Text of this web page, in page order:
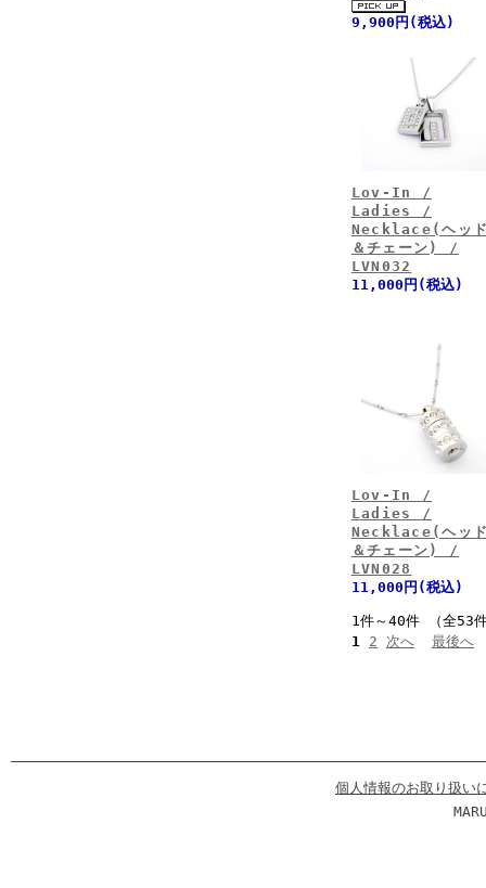
9,900円(税込)
Lov-In /
Ladies /
Necklace(ヘッ
＆チェーン) /
LVN032
11,000円(税込)
Lov-In /
Ladies /
Necklace(ヘッ
＆チェーン) /
LVN028
11,000円(税込)
1件～40件 （全
1 2 次へ 最後へ
個人情報のお取り扱い